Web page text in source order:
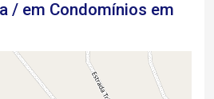
/ em Condomínios em